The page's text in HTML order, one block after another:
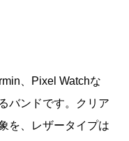
、Pixel Watchな
バンドです。クリア
を、レザータイプは